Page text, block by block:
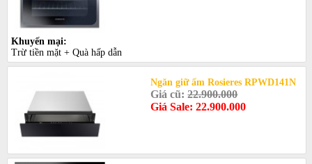
Khuyến mại:
Trừ tiền mặt + Quà hấp dẫn
Ngăn giữ ấm Rosieres RPWD141N
Giá cũ:22.900.000
Giá Sale: 22.900.000